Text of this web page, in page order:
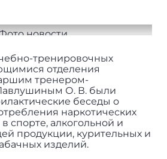
тренировочных
отделения
тренером-
О. В. были
беседы о
наркотических
спорте, алкогольной и
продукции, курительных и
изделий.